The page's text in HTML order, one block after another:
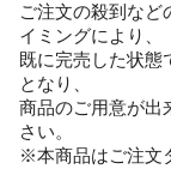
ご注文の殺到など
イミングにより、
既に完売した状態
となり、
商品のご用意が出
さい。
※本商品はご注文